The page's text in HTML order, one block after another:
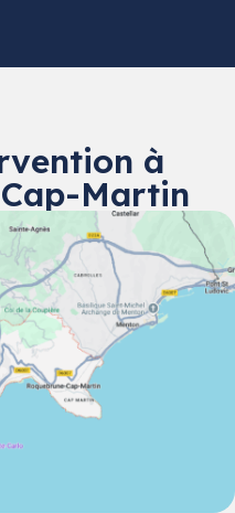
à
Martin